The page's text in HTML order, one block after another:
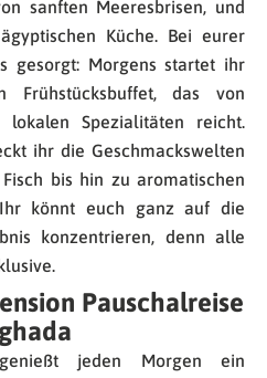
sanften Meeresbrisen, und
Küche. Bei eurer
gesorgt: Morgens startet ihr
Frühstücksbuffet, das von
Spezialitäten reicht.
ihr die Geschmackswelten
bis hin zu aromatischen
könnt euch ganz auf die
konzentrieren, denn alle
Pauschalreise
jeden Morgen ein